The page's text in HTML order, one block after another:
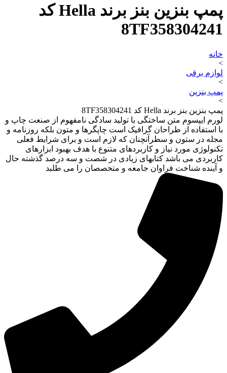
پمپ بنزین بنز برند Hella کد
8TF358304241
خانه
>
لوازم برقی
>
پمپ بنزین
>
پمپ بنزین بنز برند Hella کد 8TF358304241
لورم ایپسوم متن ساختگی با تولید سادگی نامفهوم از صنعت چاپ و
با استفاده از طراحان گرافیک است چاپگرها و متون بلکه روزنامه و
مجله در ستون و سطرآنچنان که لازم است و برای شرایط فعلی
تکنولوژی مورد نیاز و کاربردهای متنوع با هدف بهبود ابزارهای
کاربردی می باشد کتابهای زیادی در شصت و سه درصد گذشته حال
و آینده شناخت فراوان جامعه و متخصصان را می طلبد